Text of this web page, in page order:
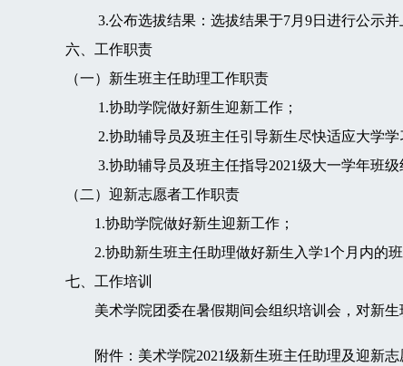
3.公布选拔结果：选拔结果于7月9日进行公示并
六、工作职责
（一）新生班主任助理工作职责
1.协助学院做好新生迎新工作；
2.协助辅导员及班主任引导新生尽快适应大学学
3.协助辅导员及班主任指导2021级大一学年班级
（二）迎新志愿者工作职责
1.协助学院做好新生迎新工作；
2.协助新生班主任助理做好新生入学1个月内的班
七、工作培训
美术学院团委在暑假期间会组织培训会，对新生
附件：美术学院2021级新生班主任助理及迎新志